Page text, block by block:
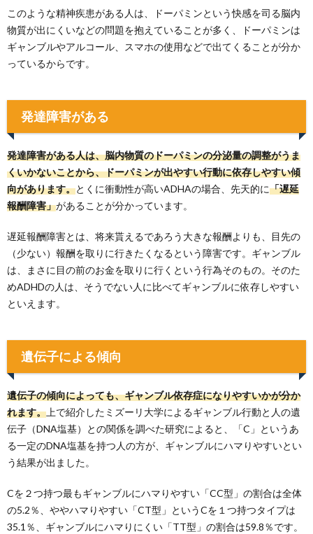
このような精神疾患がある人は、ドーパミンという快感を司る脳内
物質が出にくいなどの問題を抱えていることが多く、ドーパミンは
ギャンブルやアルコール、スマホの使用などで出てくることが分か
っているからです。
発達障害がある
発達障害がある人は、脳内物質のドーパミンの分泌量の調整がうま
くいかないことから、ドーパミンが出やすい行動に依存しやすい傾
向があります。とくに衝動性が高いADHAの場合、先天的に「遅延
報酬障害」があることが分かっています。
遅延報酬障害とは、将来貰えるであろう大きな報酬よりも、目先の
（少ない）報酬を取りに行きたくなるという障害です。ギャンブル
は、まさに目の前のお金を取りに行くという行為そのもの。そのた
めADHDの人は、そうでない人に比べてギャンブルに依存しやすい
といえます。
遺伝子による傾向
遺伝子の傾向によっても、ギャンブル依存症になりやすいかが分か
れます。 上で紹介したミズーリ大学によるギャンブル行動と人の遺
伝子（DNA塩基）との関係を調べた研究によると、「C」というあ
る一定のDNA塩基を持つ人の方が、ギャンブルにハマりやすいとい
う結果が出ました。
Cを２つ持つ最もギャンブルにハマりやすい「CC型」の割合は全体
の5.2％、ややハマりやすい「CT型」というCを１つ持つタイプは
35.1％、ギャンブルにハマりにくい「TT型」の割合は59.8％です。